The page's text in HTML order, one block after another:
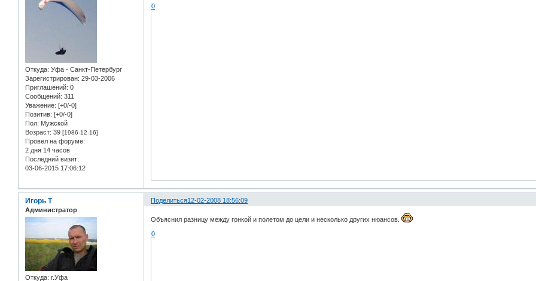
Откуда: Уфа - Санкт-Петербург
Зарегистрирован: 29-03-2006
Приглашений: 0
Сообщений: 311
Уважение: [+0/-0]
Позитив: [+0/-0]
Пол: Мужской
Возраст: 39 [1986-12-16]
Провел на форуме:
2 дня 14 часов
Последний визит:
03-06-2015 17:06:12
0
Поделиться12-02-2008 18:56:09
Игорь Т
Администратор
Откуда: г.Уфа
Объяснил разницу между гонкой и полетом до цели и несколько других нюансов.
0